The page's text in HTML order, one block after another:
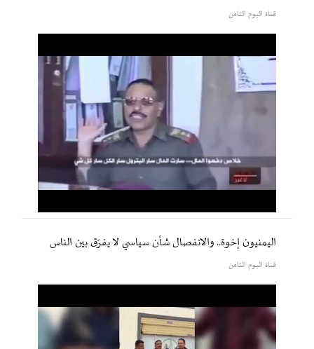
قناة اليوم الثامن
اليمنيون إخوة.. والانفصال شأن سياسي لا يفرّق بين الناس
قناة اليوم الثامن